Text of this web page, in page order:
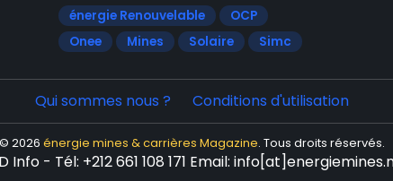
énergie Renouvelable
OCP
Onee
Mines Solaire Simc
Qui sommes nous ? Conditions d'utilisation
© 2026 énergie mines & carrières Magazine. Tous droits réservés.
Info - Tél: +212 661 108 171 Email: